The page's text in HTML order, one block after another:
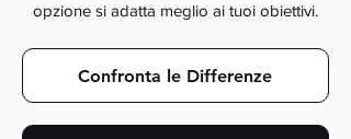
opzione si adatta meglio ai tuoi obiettivi.
Confronta le Differenze